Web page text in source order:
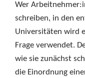
Wer
schreiben, in den
Universitäten wird
Frage verwendet.
wie sie zunächst
die Einordnung